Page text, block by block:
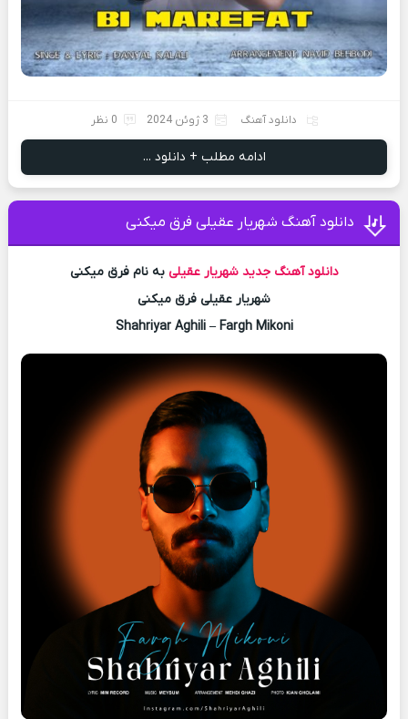
دانلود آهنگ 3 ژوئن 2024 0 نظر
ادامه مطلب + دانلود ...
دانلود آهنگ شهریار عقیلی فرق میکنی
دانلود آهنگ جدید شهریار عقیلی به نام فرق میکنی
شهریار عقیلی فرق میکنی
Shahriyar Aghili – Fargh Mikoni